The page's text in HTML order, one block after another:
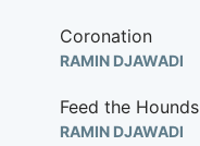
Coronation
RAMIN DJAWADI
Feed the Hounds
RAMIN DJAWADI